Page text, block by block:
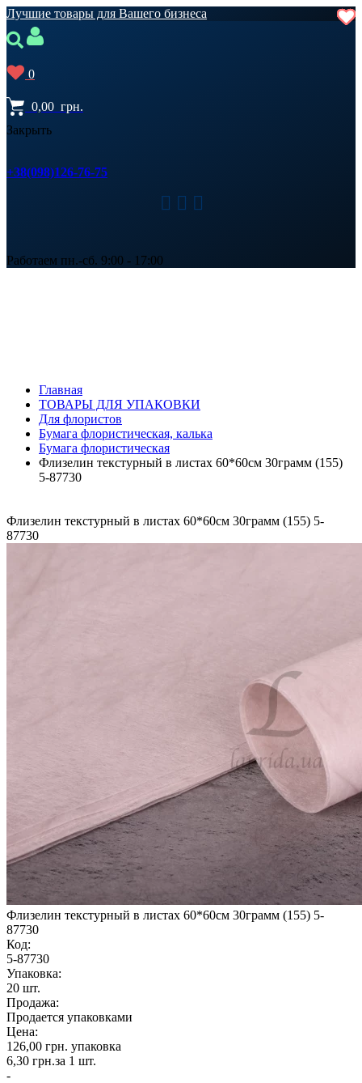
Лучшие товары для Вашего бизнеса
0
0,00 грн.
Закрыть
+38(098)126-76-75
Работаем пн.-сб. 9:00 - 17:00
Главная
ТОВАРЫ ДЛЯ УПАКОВКИ
Для флористов
Бумага флористическая, калька
Бумага флористическая
Флизелин текстурный в листах 60*60см 30грамм (155)
5-87730
Флизелин текстурный в листах 60*60см 30грамм (155) 5-
87730
Флизелин текстурный в листах 60*60см 30грамм (155) 5-
87730
Код:
5-87730
Упаковка:
20 шт.
Продажа:
Продается упаковками
Цена:
126,00 грн. упаковка
6,30 грн.за 1 шт.
-